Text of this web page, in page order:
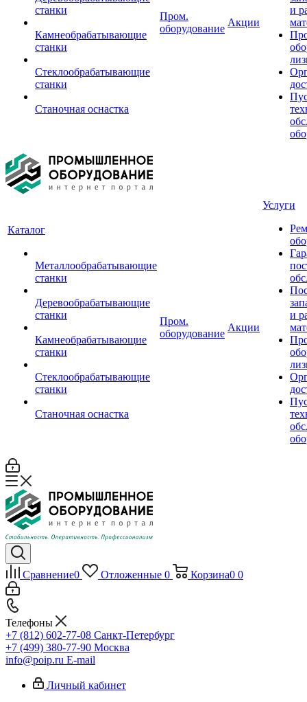
станки
Камнеобрабатывающие
станки
Стеклообрабатывающие
станки
Станочная оснастка
Пром.
оборудование
Акции
и
Каталог
Металлообрабатывающие
станки
Деревообрабатывающие
станки
Камнеобрабатывающие
станки
Стеклообрабатывающие
станки
Станочная оснастка
Пром.
оборудование
Акции
Услуги
и
Сравнение0 Отложенные 0 Корзина0 0
Телефоны
+7 (812) 602-77-08 Санкт-Петербург
+7 (499) 380-77-90 Москва
info@poip.ru E-mail
Личный кабинет